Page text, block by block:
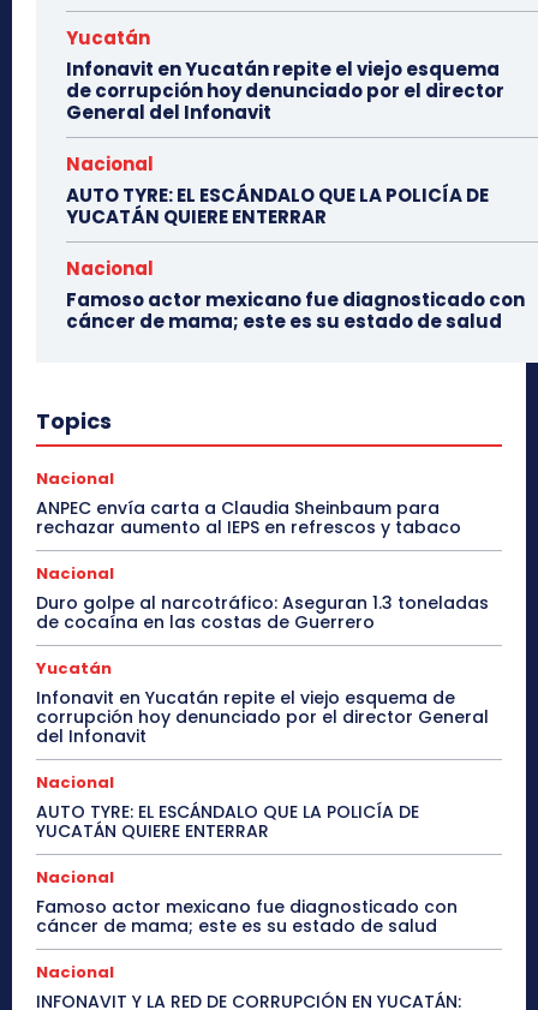
Yucatán
Infonavit en Yucatán repite el viejo esquema
de corrupción hoy denunciado por el director
General del Infonavit
Nacional
AUTO TYRE: EL ESCÁNDALO QUE LA POLICÍA DE
YUCATÁN QUIERE ENTERRAR
Nacional
Famoso actor mexicano fue diagnosticado con
cáncer de mama; este es su estado de salud
Topics
Nacional
ANPEC envía carta a Claudia Sheinbaum para
rechazar aumento al IEPS en refrescos y tabaco
Nacional
Duro golpe al narcotráfico: Aseguran 1.3 toneladas
de cocaína en las costas de Guerrero
Yucatán
Infonavit en Yucatán repite el viejo esquema de
corrupción hoy denunciado por el director General
del Infonavit
Nacional
AUTO TYRE: EL ESCÁNDALO QUE LA POLICÍA DE
YUCATÁN QUIERE ENTERRAR
Nacional
Famoso actor mexicano fue diagnosticado con
cáncer de mama; este es su estado de salud
Nacional
INFONAVIT Y LA RED DE CORRUPCIÓN EN YUCATÁN: